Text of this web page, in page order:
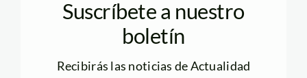
Suscríbete a nuestro
boletín
Recibirás las noticias de Actualidad